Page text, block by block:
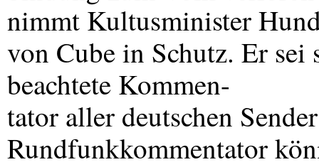
nimmt Kultusminister
von Cube in Schutz. Er sei
beachtete Kommen-
tator aller deutschen
Rundfunkkommentator